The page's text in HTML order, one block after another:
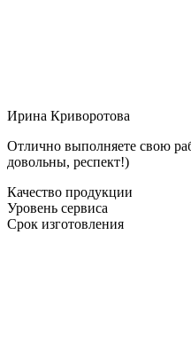
Ирина Криворотова
Отлично выполняете свою
довольны, респект!)
Качество продукции
Уровень сервиса
Срок изготовления